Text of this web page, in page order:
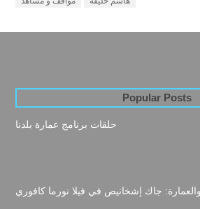
Popular Posts
حلقات برنامج عمارة بلدنا
والعمارة: جاك إشخانيص في فيلا نورما كافوري